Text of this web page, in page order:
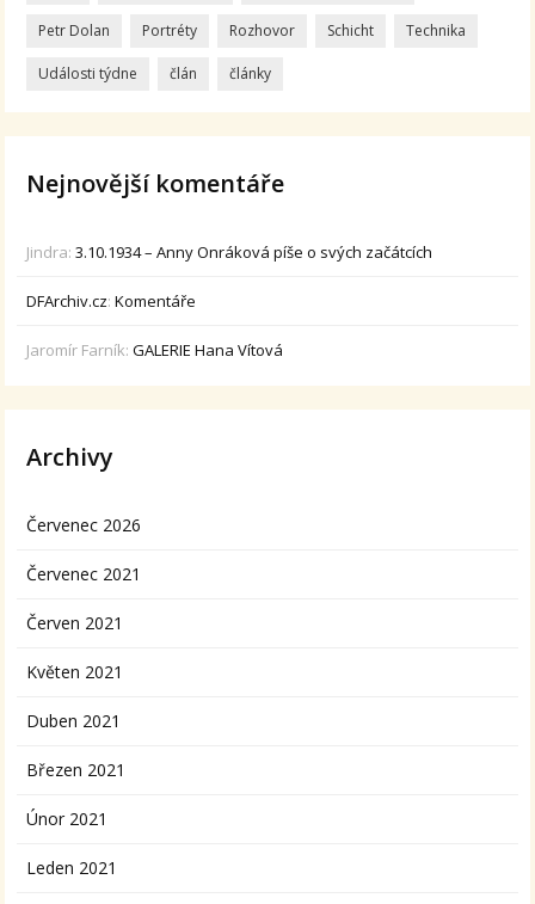
Petr Dolan Portréty Rozhovor Schicht Technika
Události týdne člán články
Nejnovější komentáře
Jindra:3.10.1934 – Anny Onráková píše o svých začátcích
DFArchiv.cz:Komentáře
Jaromír Farník:GALERIE Hana Vítová
Archivy
Červenec 2026
Červenec 2021
Červen 2021
Květen 2021
Duben 2021
Březen 2021
Únor 2021
Leden 2021